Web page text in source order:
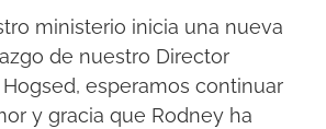
ministerio inicia una nueva
de nuestro Director
esperamos continuar
y gracia que Rodney ha